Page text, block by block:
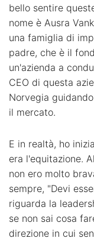
bello sentire
nome è Ausra
una famiglia di
padre, che è il
un'azienda a
CEO di questa
Norvegia
il mercato.
E in realtà, ho
era l'equitazione.
non ero molto
sempre, "Devi
riguarda la
se non sai cosa
direzione in cui